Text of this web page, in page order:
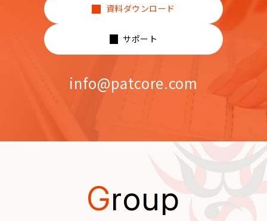
資料ダウンロード
サポート
info@patcore.com
Group